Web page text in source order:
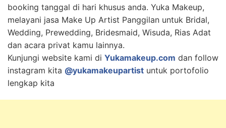
booking tanggal di hari khusus anda. Yuka Makeup,
melayani jasa Make Up Artist Panggilan untuk Bridal,
Wedding, Prewedding, Bridesmaid, Wisuda, Rias Adat
dan acara privat kamu lainnya.
Kunjungi website kami di Yukamakeup.com dan follow
instagram kita @yukamakeupartist untuk portofolio
lengkap kita